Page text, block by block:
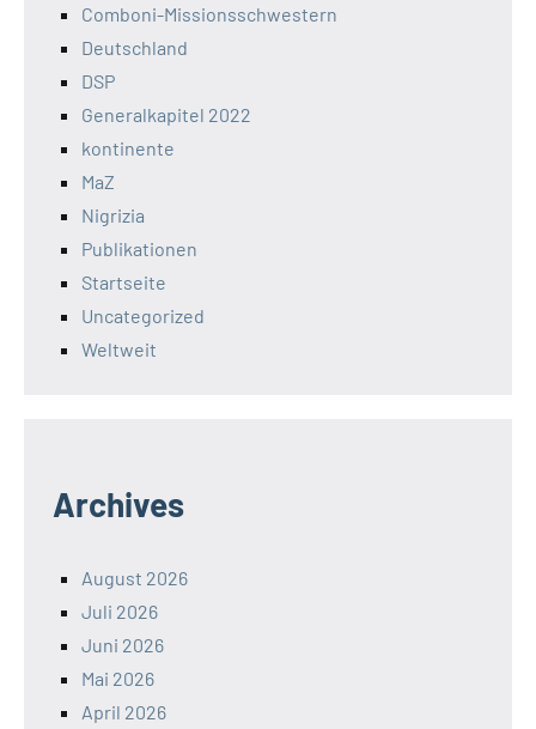
Comboni-Missionsschwestern
Deutschland
DSP
Generalkapitel 2022
kontinente
MaZ
Nigrizia
Publikationen
Startseite
Uncategorized
Weltweit
Archives
August 2026
Juli 2026
Juni 2026
Mai 2026
April 2026